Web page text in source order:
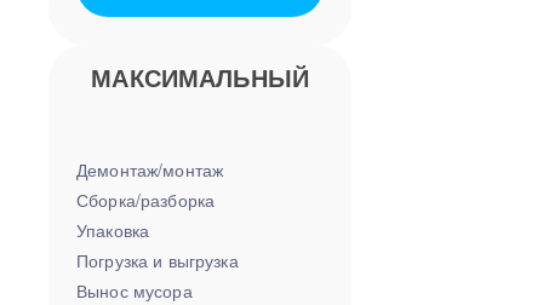
МАКСИМАЛЬНЫЙ
Демонтаж/монтаж
Сборка/разборка
Упаковка
Погрузка и выгрузка
Вынос мусора